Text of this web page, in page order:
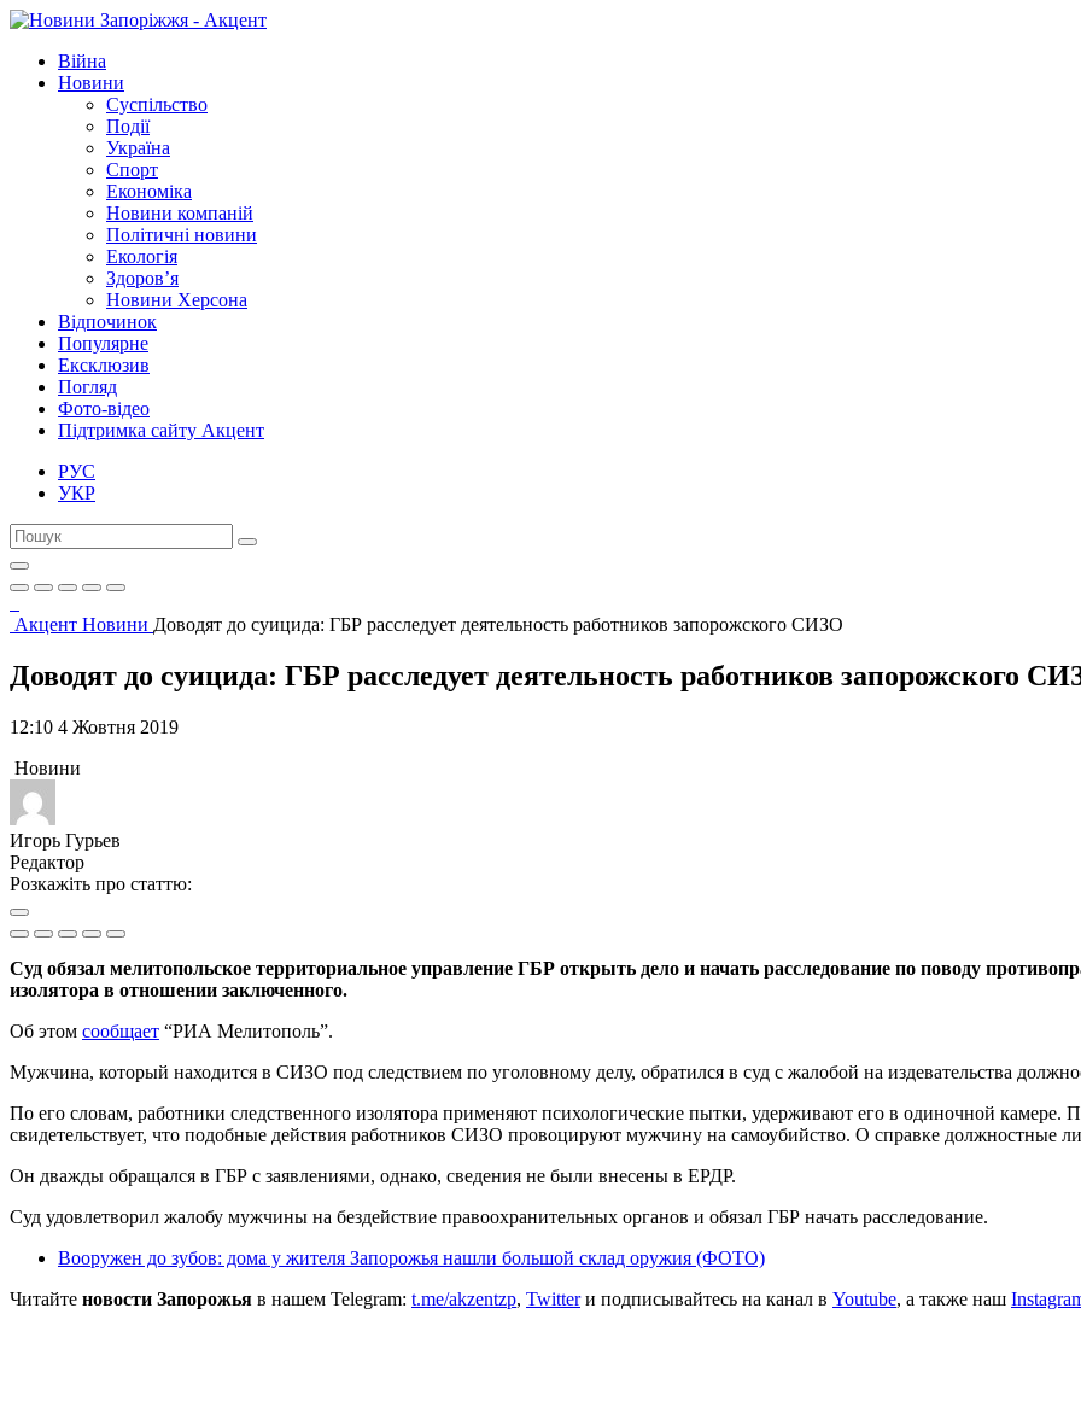
Війна
Новини
Суспільство
Події
Україна
Спорт
Економіка
Новини компаній
Політичні новини
Екологія
Здоров’я
Новини Херсона
Відпочинок
Популярне
Ексклюзив
Погляд
Фото-відео
Підтримка сайту Акцент
РУС
УКР
Акцент Новини Доводят до суицида: ГБР расследует деятельность работников запорожского СИЗО
Доводят до суицида: ГБР расследует деятельность работников запорожского
12:10 4 Жовтня 2019
Новини
Игорь Гурьев
Редактор
Розкажіть про статтю:
Суд обязал мелитопольское территориальное управление ГБР открыть дело и начать расследование по поводу
изолятора в отношении заключенного.
Об этом сообщает “РИА Мелитополь”.
Мужчина, который находится в СИЗО под следствием по уголовному делу, обратился в суд с жалобой на издевательства
По его словам, работники следственного изолятора применяют психологические пытки, удерживают его в одиночной камере.
свидетельствует, что подобные действия работников СИЗО провоцируют мужчину на самоубийство. О справке должностные
Он дважды обращался в ГБР с заявлениями, однако, сведения не были внесены в ЕРДР.
Суд удовлетворил жалобу мужчины на бездействие правоохранительных органов и обязал ГБР начать расследование.
Вооружен до зубов: дома у жителя Запорожья нашли большой склад оружия (ФОТО)
Читайте новости Запорожья в нашем Telegram: t.me/akzentzp, Twitterи подписывайтесь на канал в Youtube, а также наш